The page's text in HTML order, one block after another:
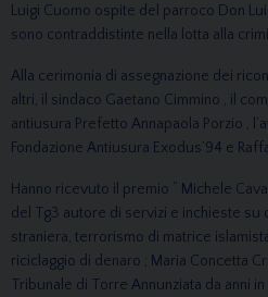
Luigi Cuomo ospite del parroco Don
sono contraddistinte nella lotta alla
Alla cerimonia di assegnazione dei
altri, il sindaco Gaetano Cimmino , il
antiusura Prefetto Annapaola Porzio ,
Fondazione Antiusura Exodus’94 e
Hanno ricevuto il premio “ Michele
del Tg3 autore di servizi e inchieste su
straniera, terrorismo di matrice
riciclaggio di denaro ; Maria Concetta
Tribunale di Torre Annunziata da anni